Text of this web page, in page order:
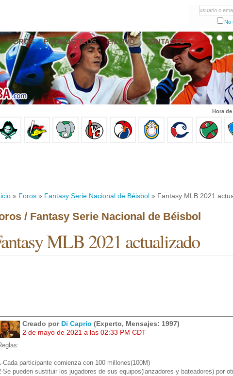
usuario o
No
FOROS PRONÓSTICOS EN VIVO CONTACTO
Hora
» Foros » Fantasy Serie Nacional de Béisbol » Fantasy MLB 2021
/ Fantasy Serie Nacional de Béisbol
MLB 2021 actualizado
Creado por Di Caprio (Experto, Mensajes: 1997)
2 de mayo de 2021 a las 02:33 PM CDT
Cada participante comienza con 100 millones(100M)
Se pueden sustituir los jugadores de sus equipos(lanzadores y bateadores) por